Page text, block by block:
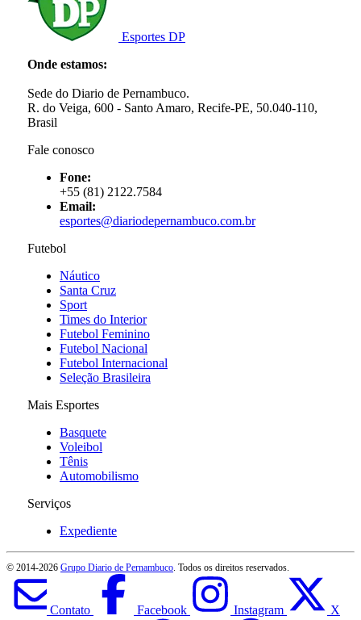
Esportes DP
Onde estamos:
Sede do Diario de Pernambuco.
R. do Veiga, 600 - Santo Amaro, Recife-PE, 50.040-110,
Brasil
Fale conosco
Fone:
+55 (81) 2122.7584
Email:
esportes@diariodepernambuco.com.br
Futebol
Náutico
Santa Cruz
Sport
Times do Interior
Futebol Feminino
Futebol Nacional
Futebol Internacional
Seleção Brasileira
Mais Esportes
Basquete
Voleibol
Tênis
Automobilismo
Serviços
Expediente
© 2014-2026 Grupo Diario de Pernambuco . Todos os direitos reservados.
Contato Facebook Instagram X